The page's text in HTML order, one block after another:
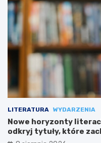
LITERATURA WYDARZENIA
Nowe horyzonty
odkryj tytuły, które